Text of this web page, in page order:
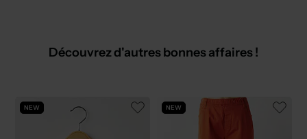
Découvrez d'autres bonnes affaires !
NEW NEW